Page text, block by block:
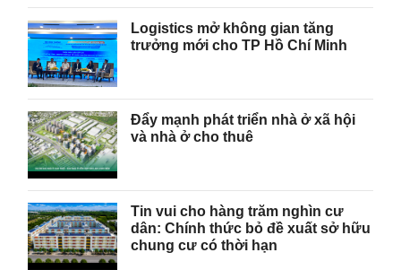
Logistics mở không gian tăng
trưởng mới cho TP Hồ Chí Minh
Đẩy mạnh phát triển nhà ở xã hội
và nhà ở cho thuê
Tin vui cho hàng trăm nghìn cư
dân: Chính thức bỏ đề xuất sở hữu
chung cư có thời hạn